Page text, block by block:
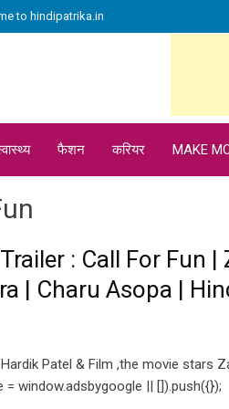
to hindipatrika.in
फैशन करियर MAKE
: Call For Fun
| Charu Asopa |
Patel & Film ,the movie stars
= window.adsbygoogle || []).push({});